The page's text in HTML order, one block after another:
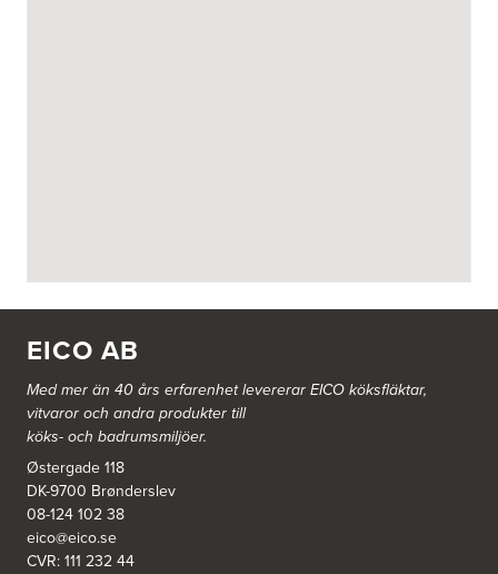
EICO AB
Med mer än 40 års erfarenhet levererar EICO köksfläktar,
vitvaror och andra produkter till
köks- och badrumsmiljöer.
Østergade 118
DK-9700 Brønderslev
08-124 102 38
eico@eico.se
CVR: 111 232 44